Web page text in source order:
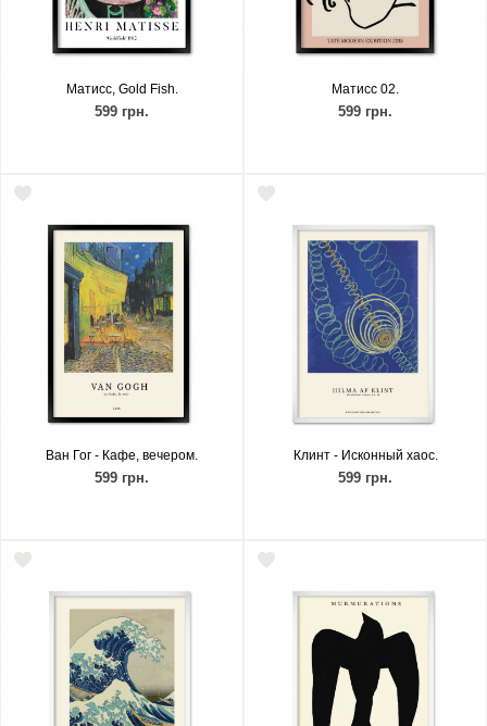
Матисс, Gold Fish.
599 грн.
Матисс 02.
599 грн.
Ван Гог - Кафе, вечером.
599 грн.
Клинт - Исконный хаос.
599 грн.